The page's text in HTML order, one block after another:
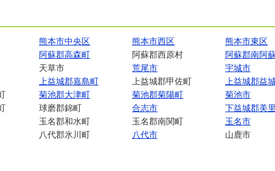
熊本市中央区 熊本市西区
熊本市東区
阿蘇郡高森町 阿蘇郡西原村
阿蘇郡南阿
天草市 荒尾市
宇城市
上益城郡嘉島町 上益城郡甲佐町
上益城郡益
菊池郡大津町 菊池郡菊陽町
菊池市
球磨郡錦町 合志市
下益城郡美
玉名郡和水町 玉名郡南関町
玉名市
八代郡氷川町 八代市 山鹿市